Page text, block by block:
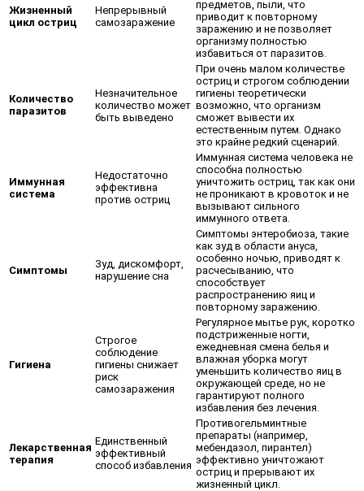
Жизненный
цикл остриц
Непрерывный
самозаражение
предметов, пыли, что
приводит к повторному
заражению и не позволяет
организму полностью
избавиться от паразитов.
Количество
паразитов
Незначительное
количество может
быть выведено
При очень малом количестве
остриц и строгом соблюдении
гигиены теоретически
возможно, что организм
сможет вывести их
естественным путем. Однако
это крайне редкий сценарий.
Иммунная
система
Недостаточно
эффективна
против остриц
Иммунная система человека не
способна полностью
уничтожить остриц, так как они
не проникают в кровоток и не
вызывают сильного
иммунного ответа.
Симптомы
Зуд, дискомфорт,
нарушение сна
Симптомы энтеробиоза, такие
как зуд в области ануса,
особенно ночью, приводят к
расчесыванию, что
способствует
распространению яиц и
повторному заражению.
Гигиена
Строгое
соблюдение
гигиены снижает
риск
самозаражения
Регулярное мытье рук, коротко
подстриженные ногти,
ежедневная смена белья и
влажная уборка могут
уменьшить количество яиц в
окружающей среде, но не
гарантируют полного
избавления без лечения.
Лекарственная
терапия
Единственный
эффективный
способ избавления
Противогельминтные
препараты (например,
мебендазол, пирантел)
эффективно уничтожают
остриц и прерывают их
жизненный цикл.